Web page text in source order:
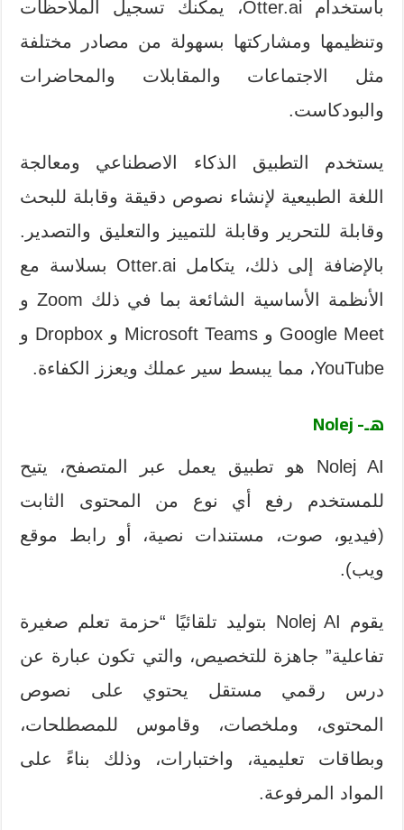
باستخدام Otter.ai، يمكنك تسجيل الملاحظات
وتنظيمها ومشاركتها بسهولة من مصادر مختلفة
مثل الاجتماعات والمقابلات والمحاضرات
والبودكاست.
يستخدم التطبيق الذكاء الاصطناعي ومعالجة
اللغة الطبيعية لإنشاء نصوص دقيقة وقابلة للبحث
وقابلة للتحرير وقابلة للتمييز والتعليق والتصدير.
بالإضافة إلى ذلك، يتكامل Otter.ai بسلاسة مع
الأنظمة الأساسية الشائعة بما في ذلك Zoom و
Google Meet و Microsoft Teams و Dropbox و
YouTube، مما يبسط سير عملك ويعزز الكفاءة.
هـ- Nolej
Nolej AI هو تطبيق يعمل عبر المتصفح، يتيح
للمستخدم رفع أي نوع من المحتوى الثابت
(فيديو، صوت، مستندات نصية، أو رابط موقع
ويب).
يقوم Nolej AI بتوليد تلقائيًا “حزمة تعلم صغيرة
تفاعلية” جاهزة للتخصيص، والتي تكون عبارة عن
درس رقمي مستقل يحتوي على نصوص
المحتوى، وملخصات، وقاموس للمصطلحات،
وبطاقات تعليمية، واختبارات، وذلك بناءً على
المواد المرفوعة.